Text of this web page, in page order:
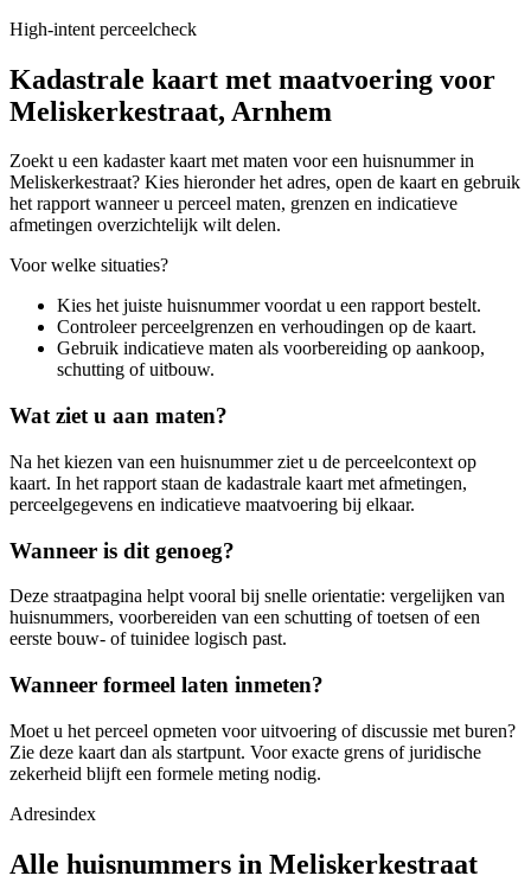
High-intent perceelcheck
Kadastrale kaart met maatvoering voor
Meliskerkestraat, Arnhem
Zoekt u een kadaster kaart met maten voor een huisnummer in
Meliskerkestraat? Kies hieronder het adres, open de kaart en gebruik
het rapport wanneer u perceel maten, grenzen en indicatieve
afmetingen overzichtelijk wilt delen.
Voor welke situaties?
Kies het juiste huisnummer voordat u een rapport bestelt.
Controleer perceelgrenzen en verhoudingen op de kaart.
Gebruik indicatieve maten als voorbereiding op aankoop,
schutting of uitbouw.
Wat ziet u aan maten?
Na het kiezen van een huisnummer ziet u de perceelcontext op
kaart. In het rapport staan de kadastrale kaart met afmetingen,
perceelgegevens en indicatieve maatvoering bij elkaar.
Wanneer is dit genoeg?
Deze straatpagina helpt vooral bij snelle orientatie: vergelijken van
huisnummers, voorbereiden van een schutting of toetsen of een
eerste bouw- of tuinidee logisch past.
Wanneer formeel laten inmeten?
Moet u het perceel opmeten voor uitvoering of discussie met buren?
Zie deze kaart dan als startpunt. Voor exacte grens of juridische
zekerheid blijft een formele meting nodig.
Adresindex
Alle huisnummers in Meliskerkestraat